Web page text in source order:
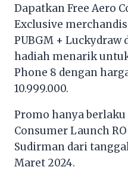
Dapatkan Free Aero
Exclusive
PUBGM + Luckydraw
hadiah menarik
Phone 8 dengan
10.999.000.
Promo hanya
Consumer Launch
Sudirman dari
Maret 2024.